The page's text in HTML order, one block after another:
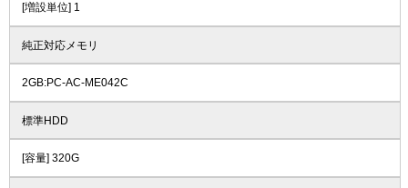
[増設単位] 1
純正対応メモリ
2GB:PC-AC-ME042C
標準HDD
[容量] 320G